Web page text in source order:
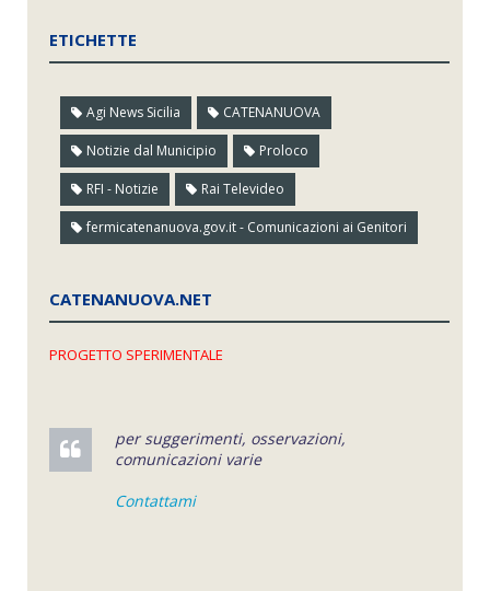
ETICHETTE
Agi News Sicilia CATENANUOVA
Notizie dal Municipio Proloco
RFI - Notizie Rai Televideo
fermicatenanuova.gov.it - Comunicazioni ai Genitori
CATENANUOVA.NET
PROGETTO SPERIMENTALE
per suggerimenti, osservazioni,
comunicazioni varie
Contattami